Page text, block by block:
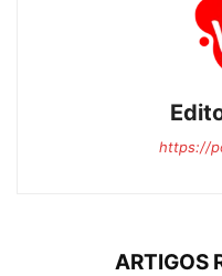
https://
ARTIGOS